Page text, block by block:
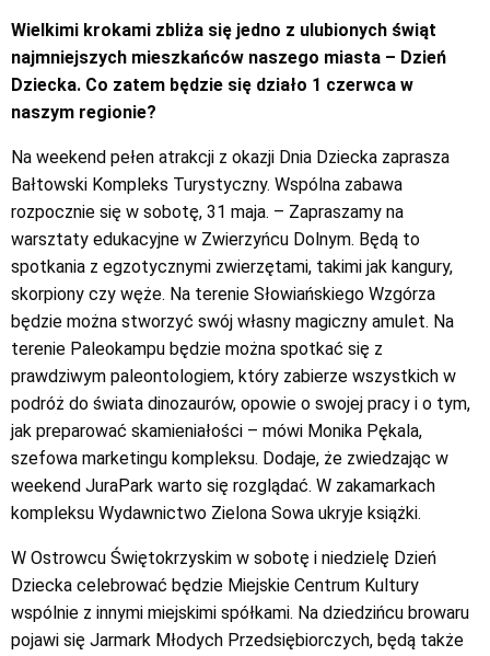
Wielkimi krokami zbliża się jedno z ulubionych świąt
najmniejszych mieszkańców naszego miasta – Dzień
Dziecka. Co zatem będzie się działo 1 czerwca w
naszym regionie?
Na weekend pełen atrakcji z okazji Dnia Dziecka zaprasza
Bałtowski Kompleks Turystyczny. Wspólna zabawa
rozpocznie się w sobotę, 31 maja. – Zapraszamy na
warsztaty edukacyjne w Zwierzyńcu Dolnym. Będą to
spotkania z egzotycznymi zwierzętami, takimi jak kangury,
skorpiony czy węże. Na terenie Słowiańskiego Wzgórza
będzie można stworzyć swój własny magiczny amulet. Na
terenie Paleokampu będzie można spotkać się z
prawdziwym paleontologiem, który zabierze wszystkich w
podróż do świata dinozaurów, opowie o swojej pracy i o tym,
jak preparować skamieniałości – mówi Monika Pękala,
szefowa marketingu kompleksu. Dodaje, że zwiedzając w
weekend JuraPark warto się rozglądać. W zakamarkach
kompleksu Wydawnictwo Zielona Sowa ukryje książki.
W Ostrowcu Świętokrzyskim w sobotę i niedzielę Dzień
Dziecka celebrować będzie Miejskie Centrum Kultury
wspólnie z innymi miejskimi spółkami. Na dziedzińcu browaru
pojawi się Jarmark Młodych Przedsiębiorczych, będą także